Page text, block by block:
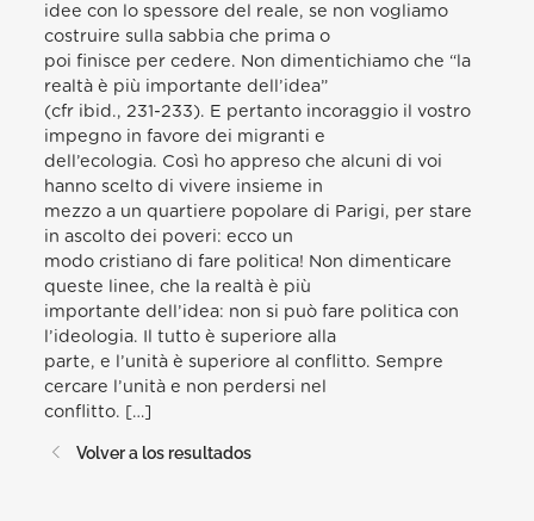
idee con lo spessore del reale, se non vogliamo
costruire sulla sabbia che prima o
poi finisce per cedere. Non dimentichiamo che “la
realtà è più importante dell’idea”
(cfr ibid., 231-233). E pertanto incoraggio il vostro
impegno in favore dei migranti e
dell’ecologia. Così ho appreso che alcuni di voi
hanno scelto di vivere insieme in
mezzo a un quartiere popolare di Parigi, per stare
in ascolto dei poveri: ecco un
modo cristiano di fare politica! Non dimenticare
queste linee, che la realtà è più
importante dell’idea: non si può fare politica con
l’ideologia. Il tutto è superiore alla
parte, e l’unità è superiore al conflitto. Sempre
cercare l’unità e non perdersi nel
conflitto. […]
Volver a los resultados